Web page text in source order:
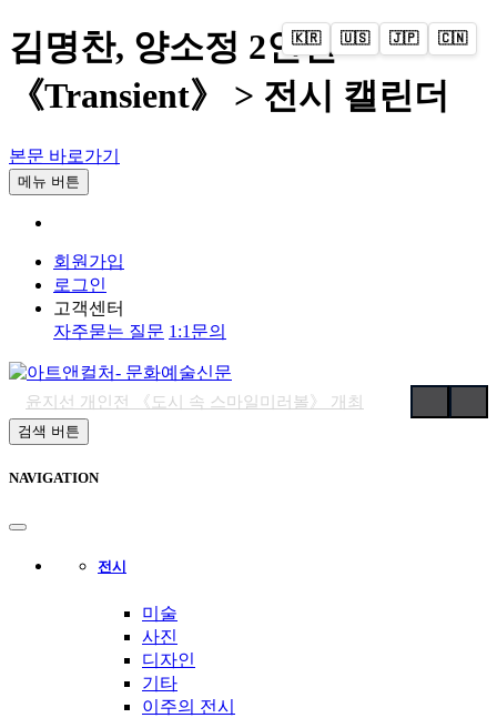
김명찬, 양소정 2인전
《Transient》 > 전시 캘린더
본문 바로가기
메뉴 버튼
회원가입
로그인
고객센터
자주묻는 질문 1:1문의
윤지선 개인전 《도시 속 스마일미러볼》 개최
'가우디: 서울에서 다시 태어나다' 개막
최형인 개인전 《서로의 자리》 개최
'파인캐릭터 2026', DDP서 11월 개최
강민서·송이현진 2인전 《Fabricated Narratives 》 개최
권민철 개인전 《완벽한 날씨(The Perfect Weather)》 개최
6인의 그룹전 《뉴홉》 개최
검색 버튼
NAVIGATION
전시
미술
사진
디자인
기타
이주의 전시
🇰🇷 🇺🇸 🇯🇵 🇨🇳